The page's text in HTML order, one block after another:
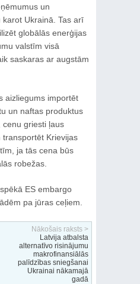
un
Ukrainā. Tas arī
globālās enerģijas
valstīm visā
saskaras ar augstām
aizliegums importēt
un naftas produktus
cenu griesti ļaus
Krievijas
ja tās cena būs
robežas.
ES embargo
pa jūras ceļiem.
Nākošais raksts >
Latvija atbalsta
alternatīvo risinājumu
makrofinansiālās
palīdzības sniegšanai
Ukrainai nākamajā
gadā